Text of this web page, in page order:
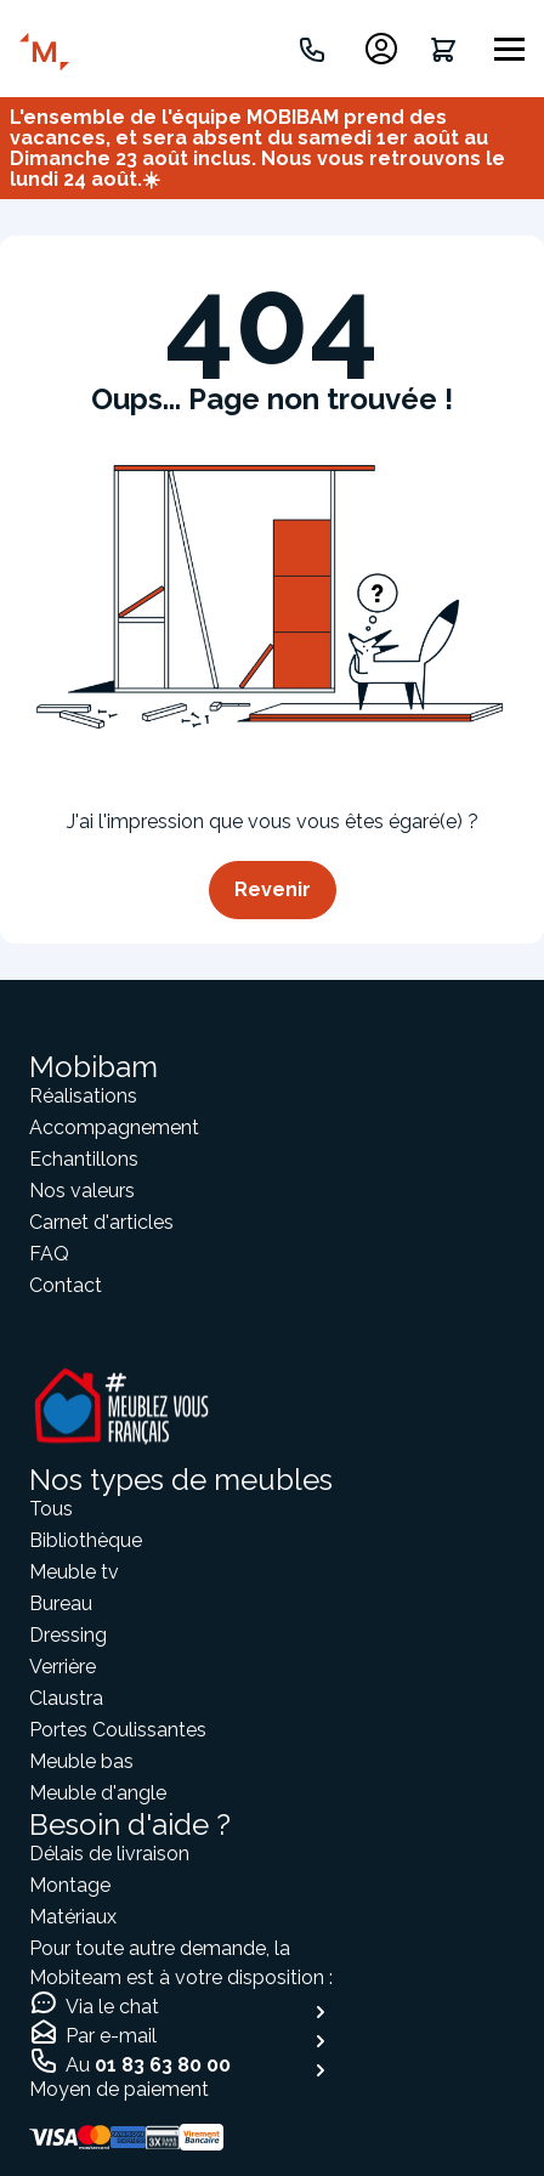
Inspirez-vous du catalogue
Personnalisez nos modèles pour créer le meuble qui vous
Tous Bureau
Meuble tv Dressing
Coulissantes
Créez votre projet de A à Z
L'ensemble de l'équipe MOBIBAM prend des
vacances, et sera absent du samedi 1er août au
Dimanche 23 août inclus. Nous vous retrouvons le
lundi 24 août.☀️
404
Oups... Page non trouvée !
J'ai l'impression que vous vous êtes égaré(e) ?
Revenir
Mobibam
Réalisations
Accompagnement
Echantillons
Nos valeurs
Carnet d'articles
FAQ
Contact
Nos types de meubles
Tous
Bibliothèque
Meuble tv
Bureau
Dressing
Verrière
Claustra
Portes Coulissantes
Meuble bas
Meuble d'angle
Besoin d'aide ?
Délais de livraison
Montage
Matériaux
Pour toute autre demande, la
Mobiteam est à votre disposition :
Via le chat
Par e-mail
Au 01 83 63 80 00
Moyen de paiement